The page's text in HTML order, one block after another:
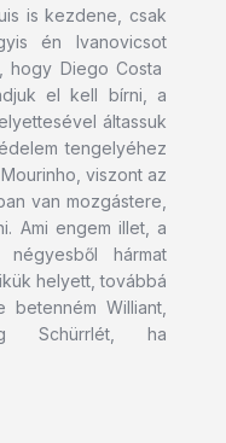
is kezdene, csak
én Ivanovicsot
hogy Diego Costa
el kell bírni, a
áltassuk
tengelyéhez
viszont az
van mozgástere,
Ami engem illet, a
négyesből hármat
helyett, továbbá
Williant,
Schürrlét, ha